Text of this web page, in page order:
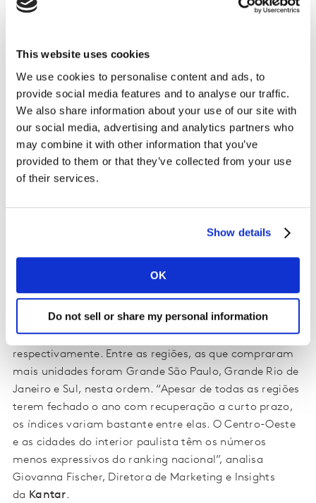
This website uses cookies
We use cookies to personalise content and ads, to
provide social media features and to analyse our traffic.
We also share information about your use of our site with
our social media, advertising and analytics partners who
may combine it with other information that you’ve
provided to them or that they’ve collected from your use
of their services.
Show details
OK
Do not sell or share my personal information
terminados em novembro (setembro a novembro), em
cresceu 1,5% e a quantidade de unidades colocadas nas
sacolas teve performance positiva de 3,5%. Pensando
no bolso, o valor gasto com as categorias neste
período e o ticket médio desembolsado por cada
compra tiveram alta de 7,2% e 3,9%, respectivamente.
Entre as categorias, a de bebidas foi a que mais se
destacou positivamente, com 5,1% de crescimento.
enquanto leite aromatizado, suco em pó e refrigerante
a novembro de 2019, com destaque para a classe DE
com aumento de 4,6%. As classes AB e C tiveram
performance positiva de 3,3% e 3,0%,
respectivamente. Entre as regiões, as que compraram
mais unidades foram Grande São Paulo, Grande Rio de
Janeiro e Sul, nesta ordem. “Apesar de todas as regiões
terem fechado o ano com recuperação a curto prazo,
os índices variam bastante entre elas. O Centro-Oeste
e as cidades do interior paulista têm os números
menos expressivos do ranking nacional”, analisa
Giovanna Fischer, Diretora de Marketing e Insights
da Kantar.